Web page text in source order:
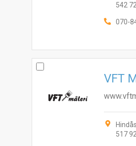
542
070-
VFT
517